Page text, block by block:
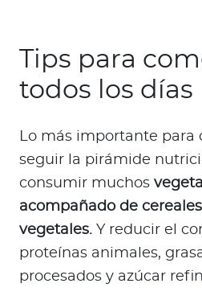
Tips para
todos los días
Lo más importante para
seguir la pirámide
consumir muchos
acompañado de
vegetales. Y reducir el
proteínas animales,
procesados y azúcar